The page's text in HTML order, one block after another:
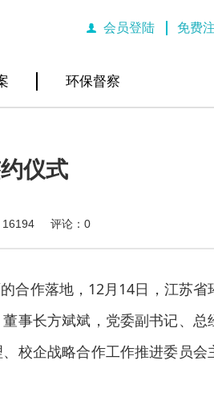
会员登陆 免费
环保督察
仪式
16194 评论：0
合作落地，12月14日，江苏省
事长方斌斌，党委副书记、总
校企战略合作工作推进委员会